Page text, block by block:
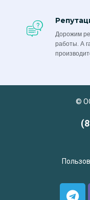
Дорожим
работы. А
©